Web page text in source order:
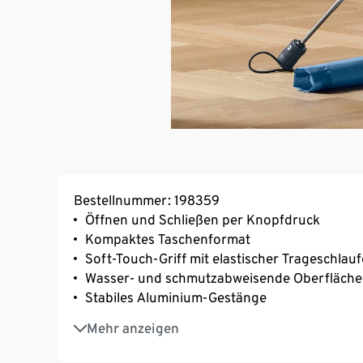
Bestellnummer: 198359
Öffnen und Schließen per Knopfdruck
Kompaktes Taschenformat
Soft-Touch-Griff mit elastischer
Wasser- und schmutzabweisende Oberfläche
Stabiles Aluminium-Gestänge
Mehr anzeigen
Inkl. Schutzhülle